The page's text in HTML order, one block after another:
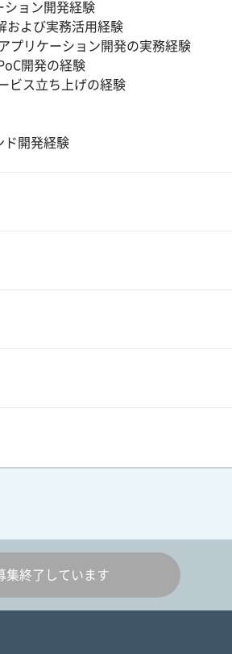
ション開発経験
および実務活用経験
プリケーション開発の実務経験
開発の経験
ビス立ち上げの経験
ド開発経験
集終了しています